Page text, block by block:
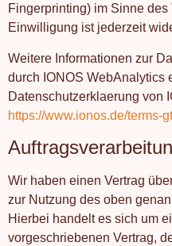
Fingerprinting) im Sinne
Einwilligung ist jederzeit
Weitere Informationen zur
durch IONOS WebAnalytics
Datenschutzerklaerung von
https://www.ionos.de/terms-
Wir haben einen Vertrag
zur Nutzung des oben
Hierbei handelt es sich um
vorgeschriebenen Vertrag,